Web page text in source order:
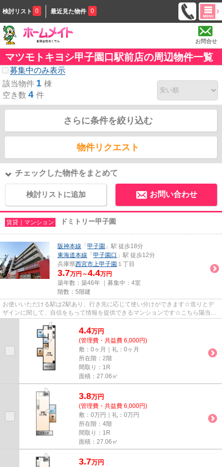
検討リスト 0 最近見た物件 0
お問合せ
マツモトキヨシ甲子園口駅前店の周辺物件一覧
募集中のみ表示
該当物件 1 棟
空き数 4 件
さらに条件を絞り込む
物件リクエスト
チェックした物件をまとめて
検討リストに追加 お問い合わせ
賃貸｜マンション ドミトリー甲子園
阪神本線 「 甲子園 」駅 徒歩18分
東海道本線 「 甲子園口 」駅 徒歩12分
兵庫県西宮市上甲子園 １丁目
3.7万円～4.4万円
築年数：築46年 ｜募集中： 4室
階数：5階建
お使いいただける駅は2駅あり、行き先に応じて使い分けができます☆造りとデ
ザインに関して、自信をもって情報を提供できるマンションです☆こちら陽当た
りの良好な物件です☆道が平坦だ...
4.4万円
(管理費・共益費 6,000円)
敷：0ヶ月｜礼：0ヶ月
所在階：2階
間取り：1R
面積：27.06㎡
3.8万円
(管理費・共益費 6,000円)
敷：0万円｜礼：0万円
所在階：4階
間取り：1R
面積：27.06㎡
3.7万円